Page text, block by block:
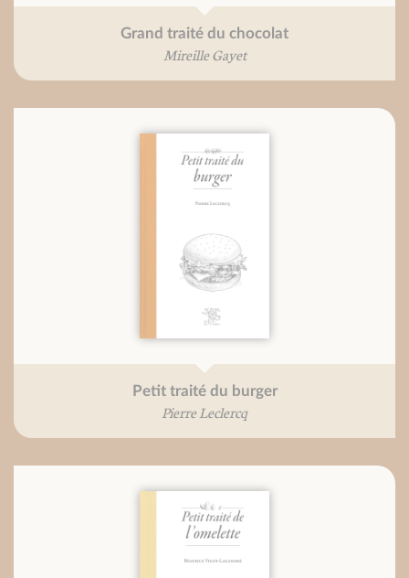
Grand traité du chocolat
Mireille Gayet
Petit traité du burger
Pierre Leclercq